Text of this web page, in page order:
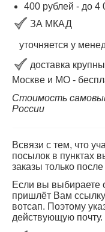
400 рублей - до 4
ЗА МКАД
уточняется у
доставка
Москве и МО -
Стоимость
России
Всвязи с тем, что
посылок в пунктах
заказы только
Если вы выбираете
пришлёт Вам
вотсап. Поэтому
действующую почту.